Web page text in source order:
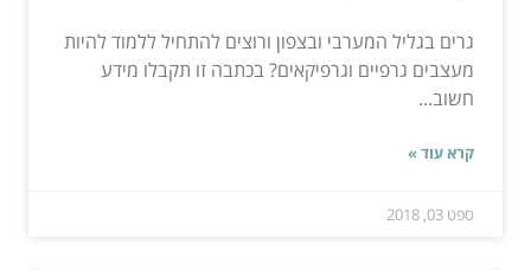
גרים בגליל המערבי ובצפון ורוצים להתחיל ללמוד להיות
מעצבים גרפיים וגרפיקאים? בכתבה זו תקבלו מידע
חשוב...
קרא עוד »
ספט 03, 2018